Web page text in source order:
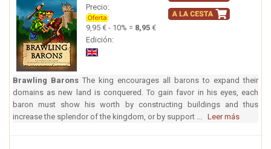
Precio:
9,95 € - 10% = 8,95 €
Edición:
Brawling Barons The king encourages all barons to expand their
domains as new land is conquered. To gain favor in his eyes, each
baron must show his worth by constructing buildings and thus
increase the splendor of the kingdom, or by support ... Leer más